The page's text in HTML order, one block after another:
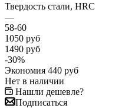
Твердость стали, HRC
—
58-60
1050 руб
1490 руб
-30%
Экономия 440 руб
Нет в наличии
Нашли дешевле?
Подписаться